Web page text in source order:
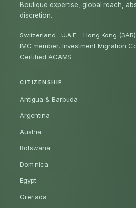
Boutique expertise, global reach,
discretion.
Switzerland · U.A.E. · Hong Kong (SAR)
IMC member, Investment Migration
Certified ACAMS
CITIZENSHIP
Antigua & Barbuda
Argentina
Austria
Botswana
Dominica
Egypt
Grenada